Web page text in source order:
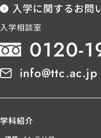
入学に関するお問
入学相談室
0120-
info@ttc.ac.jp
学科紹介